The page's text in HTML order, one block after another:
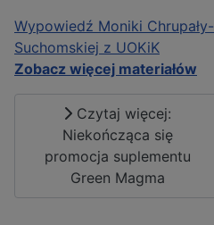
Wypowiedź Moniki Chrupały-
Suchomskiej z UOKiK
Zobacz więcej materiałów
Czytaj więcej:
Niekończąca się
promocja suplementu
Green Magma